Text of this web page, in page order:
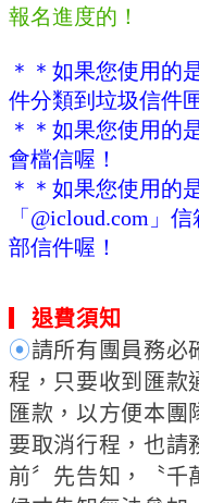
報名進度的！
＊＊如果您使用的
件分類到垃圾信件
＊＊如果您使用的
會檔信喔！
＊ ＊如果您使用的
「@icloud.com」
部信件喔！
退費須知
⦿請所有團員務必
程，只要收到匯款
匯款，以方便本團
要取消行程，也請
前〞先告知，〝千